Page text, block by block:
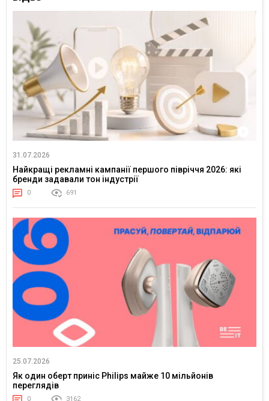
31.07.2026
Найкращі рекламні кампанії першого півріччя 2026: які
бренди задавали тон індустрії
0 691
25.07.2026
Як один оберт приніс Philips майже 10 мільйонів
переглядів
0 3162